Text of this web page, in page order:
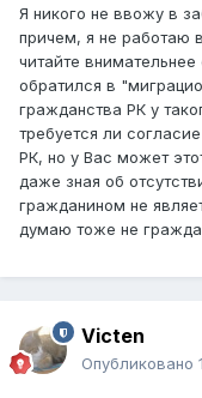
Я никого не ввожу в
причем, я не работаю
читайте
обратился в
гражданства РК у
требуется ли
РК, но у Вас может
даже зная об
гражданином не
думаю тоже не
Victen
Опубликовано